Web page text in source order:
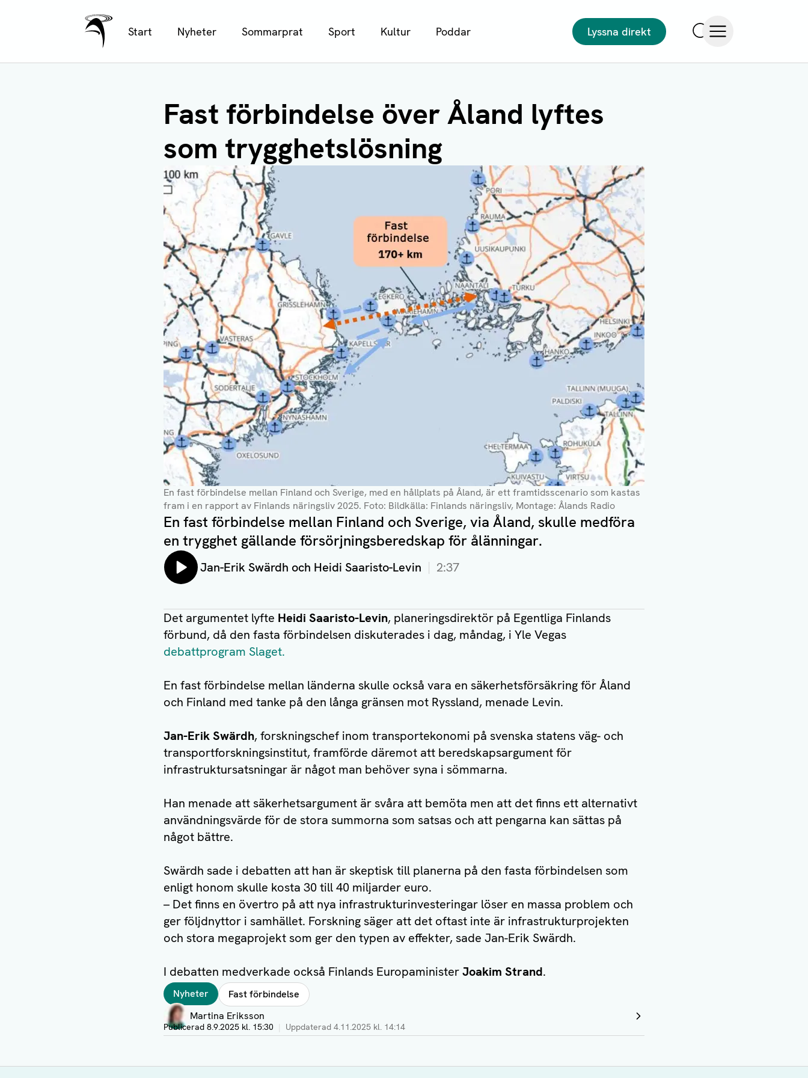
Ålands Radio & TV
Start Nyheter Sommarprat Sport Kultur Poddar
Lyssna direkt
Fast förbindelse över Åland lyftes
som trygghetslösning
En fast förbindelse mellan Finland och Sverige, med en hållplats på Åland, är ett framtidsscenario som kastas
fram i en rapport av Finlands näringsliv 2025. Foto: Bildkälla: Finlands näringsliv, Montage: Ålands Radio
En fast förbindelse mellan Finland och Sverige, via Åland, skulle medföra
en trygghet gällande försörjningsberedskap för ålänningar.
Lyssna på:
Jan-Erik Swärdh och Heidi Saaristo-Levin 2:37
Det argumentet lyfte Heidi Saaristo-Levin, planeringsdirektör på Egentliga Finlands
förbund, då den fasta förbindelsen diskuterades i dag, måndag, i Yle Vegas
debattprogram Slaget.
En fast förbindelse mellan länderna skulle också vara en säkerhetsförsäkring för Åland
och Finland med tanke på den långa gränsen mot Ryssland, menade Levin.
Jan-Erik Swärdh, forskningschef inom transportekonomi på svenska statens väg- och
transportforskningsinstitut, framförde däremot att beredskapsargument för
infrastruktursatsningar är något man behöver syna i sömmarna.
Han menade att säkerhetsargument är svåra att bemöta men att det finns ett alternativt
användningsvärde för de stora summorna som satsas och att pengarna kan sättas på
något bättre.
Swärdh sade i debatten att han är skeptisk till planerna på den fasta förbindelsen som
enligt honom skulle kosta 30 till 40 miljarder euro.
– Det finns en övertro på att nya infrastrukturinvesteringar löser en massa problem och
ger följdnyttor i samhället. Forskning säger att det oftast inte är infrastrukturprojekten
och stora megaprojekt som ger den typen av effekter, sade Jan-Erik Swärdh.
I debatten medverkade också Finlands EuropaministerJoakim Strand.
TaggarNyheter Fast förbindelse
Författare
Martina Eriksson
Visa profil
Publicerad 8.9.2025 kl. 15:30 Uppdaterad 4.11.2025 kl. 14:14